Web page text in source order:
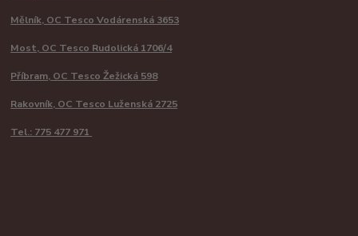
Mělník, OC Tesco Vodárenská 3653
Most, OC Tesco Rudolická 1706/4
Příbram, OC Tesco Žežická 598
Rakovník, OC Tesco Luženská 2725
Tel.: 775 477 971